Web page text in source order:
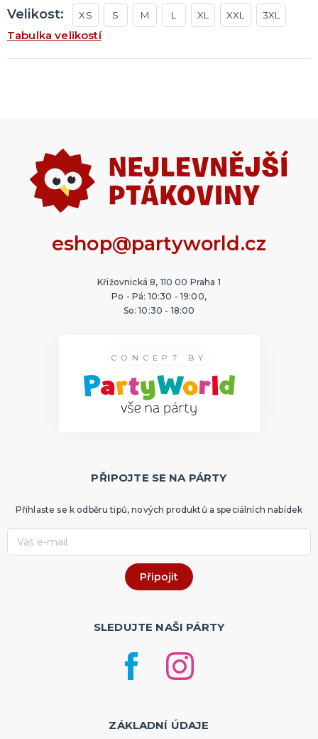
Doplňky pro mládence
Balonky a girlandy
Výzdoba a dekorace
Fotokoutek
Originální dárky
Další doplňky
Společenské hry
DALŠÍ KATEGORIE
MIKULÁŠ A VÁNOCE
Velikost: XS S M L XL XXL 3XL
Tabulka velikostí
eshop@partyworld.cz
Křižovnická 8, 110 00 Praha 1
Po - Pá: 10:30 - 19:00,
So: 10:30 - 18:00
CONCEPT BY
PŘIPOJTE SE NA PÁRTY
Přihlaste se k odběru tipů, nových produktů a speciálních nabídek
SLEDUJTE NAŠI PÁRTY
ZÁKLADNÍ ÚDAJE